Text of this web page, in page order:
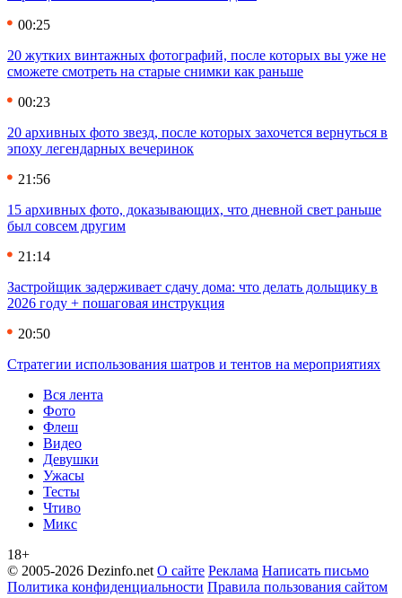
00:25
20 жутких винтажных фотографий, после которых вы уже не
сможете смотреть на старые снимки как раньше
00:23
20 архивных фото звезд, после которых захочется вернуться в
эпоху легендарных вечеринок
21:56
15 архивных фото, доказывающих, что дневной свет раньше
был совсем другим
21:14
Застройщик задерживает сдачу дома: что делать дольщику в
2026 году + пошаговая инструкция
20:50
Стратегии использования шатров и тентов на мероприятиях
Вся лента
Фото
Флеш
Видео
Девушки
Ужасы
Тесты
Чтиво
Микс
18+
© 2005-2026 Dezinfo.net О сайте Реклама Написать письмо
Политика конфиденциальности Правила пользования сайтом